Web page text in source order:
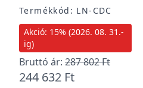
Termékkód: LN-CDC
Akció: 15% (2026. 08. 31.-
ig)
Bruttó ár: 287 802 Ft
244 632 Ft